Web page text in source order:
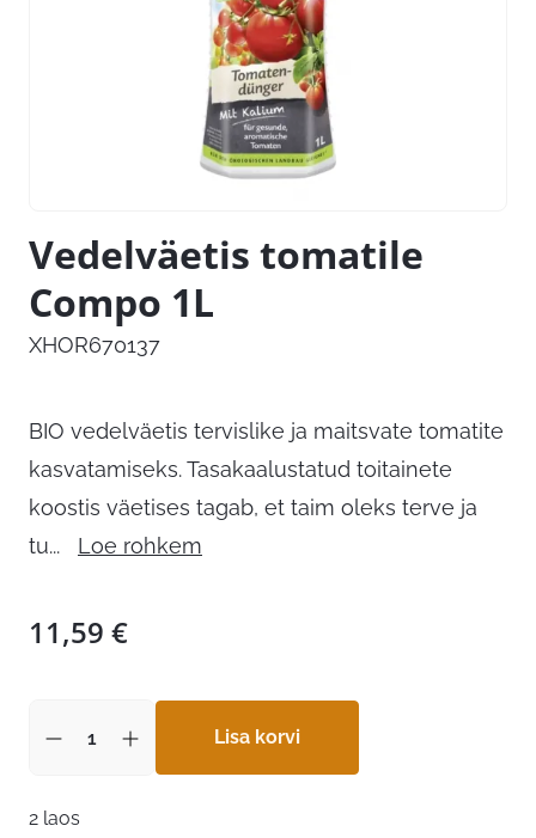
Vedelväetis tomatile
Compo 1L
XHOR670137
BIO vedelväetis tervislike ja maitsvate tomatite
kasvatamiseks. Tasakaalustatud toitainete
koostis väetises tagab, et taim oleks terve ja
tu... Loe rohkem
11,59 €
Lisa korvi
2 laos